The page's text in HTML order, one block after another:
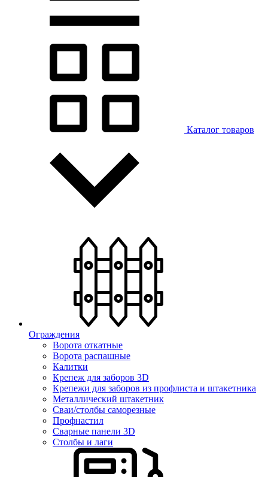
Каталог товаров
Ограждения
Ворота откатные
Ворота распашные
Калитки
Крепеж для заборов 3D
Крепежи для заборов из профлиста и штакетника
Металлический штакетник
Сваи/столбы саморезные
Профнастил
Сварные панели 3D
Столбы и лаги